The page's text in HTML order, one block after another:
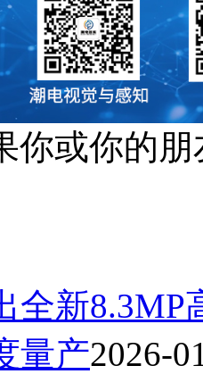
你或你的
全新8.3MP
量产2026-